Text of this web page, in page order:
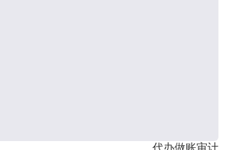
代办做账审计